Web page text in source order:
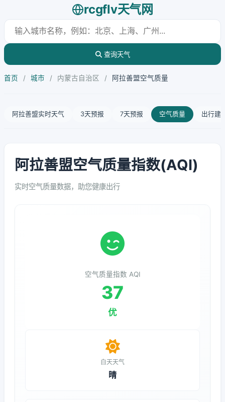
rcgflv天气网
查询天气
首页 / 城市 / 内蒙古自治区 / 阿拉善盟空气质量
阿拉善盟实时天气 3天预报 7天预报 空气质量 出行建
阿拉善盟空气质量指数(AQI)
实时空气质量数据，助您健康出行
空气质量指数 AQI
37
优
白天天气
晴